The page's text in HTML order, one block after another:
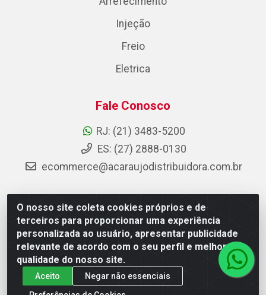
O nosso site coleta cookies próprios e de
terceiros para proporcionar uma experiência
personalizada ao usuário, apresentar publicidade
relevante de acordo com o seu perfil e melhorar a
qualidade do nosso site.
Aceito
Negar não essenciais
Injeção
Freio
Eletrica
Fale Conosco
RJ: (21) 3483-5200
ES: (27) 2888-0130
ecommerce@acaraujodistribuidora.com.br
AC Araujo Distribuidora - Rua Carneiro de Campos, 42 -
São Cristóvão, Rio de Janeiro/RJ - CEP 20.920-410 -
CNPJ 08.744.753/0003-85